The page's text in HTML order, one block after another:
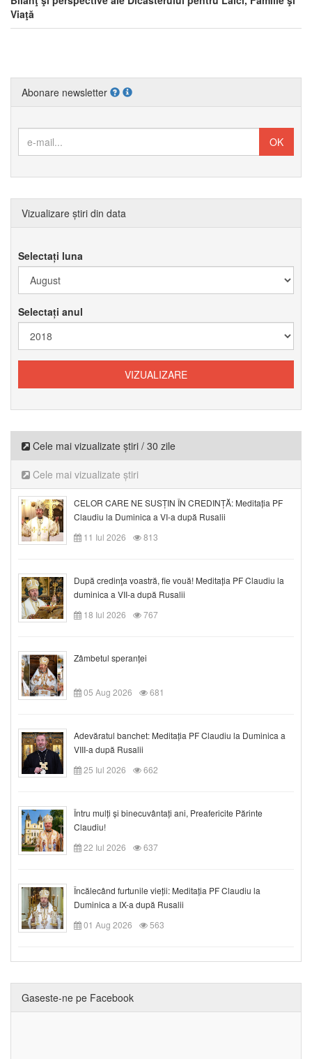
Viaţă
Abonare newsletter
Vizualizare știri din data
Selectați luna
Selectați anul
Cele mai vizualizate știri / 30 zile
Cele mai vizualizate știri
CELOR CARE NE SUSȚIN ÎN CREDINȚĂ: Meditația PF
Claudiu la Duminica a VI-a după Rusalii
11 Iul 2026
813
După credinţa voastră, fie vouă! Meditația PF Claudiu la
duminica a VII-a după Rusalii
18 Iul 2026
767
Zâmbetul speranței
05 Aug 2026 681
Adevăratul banchet: Meditația PF Claudiu la Duminica a
VIII-a după Rusalii
25 Iul 2026
662
Întru mulți și binecuvântați ani, Preafericite Părinte
Claudiu!
22 Iul 2026
637
Încălecând furtunile vieții: Meditația PF Claudiu la
Duminica a IX-a după Rusalii
01 Aug 2026
563
Gaseste-ne pe Facebook